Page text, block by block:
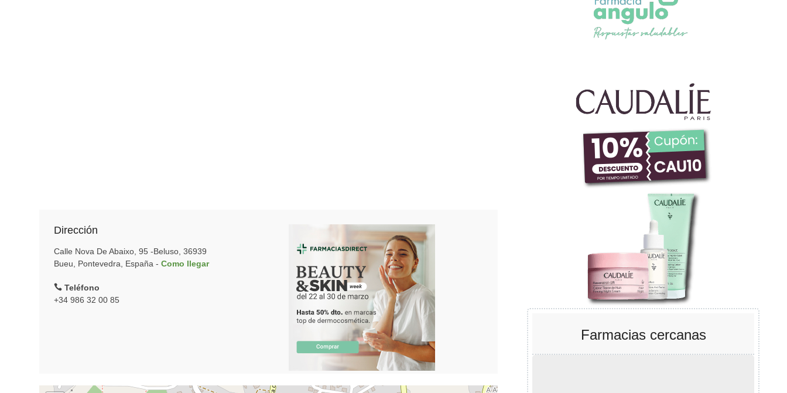
Dirección
Calle Nova De Abaixo, 95 -Beluso, 36939
Bueu, Pontevedra, España - Como llegar
Teléfono
+34 986 32 00 85
Farmacias cercanas